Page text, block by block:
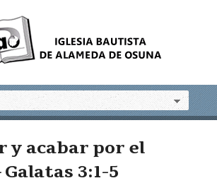
y acabar por el
3:1-5